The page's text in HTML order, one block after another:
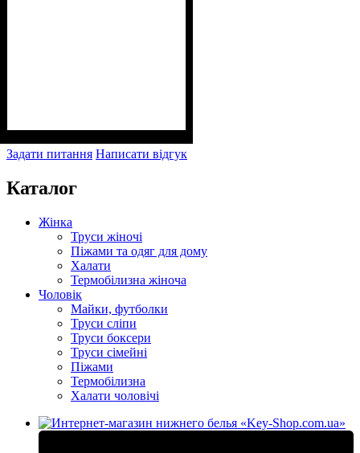
Задати питання Написати відгук
Каталог
Жінка
Труси жіночі
Піжами та одяг для дому
Халати
Термобілизна жіноча
Чоловік
Майки, футболки
Труси сліпи
Труси боксери
Труси сімейні
Піжами
Термобілизна
Халати чоловічі